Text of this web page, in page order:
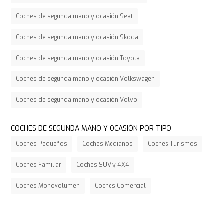
Coches de segunda mano y ocasión Seat
Coches de segunda mano y ocasión Skoda
Coches de segunda mano y ocasión Toyota
Coches de segunda mano y ocasión Volkswagen
Coches de segunda mano y ocasión Volvo
COCHES DE SEGUNDA MANO Y OCASIÓN POR TIPO
Coches Pequeños Coches Medianos Coches Turismos
Coches Familiar Coches SUV y 4X4
Coches Monovolumen Coches Comercial